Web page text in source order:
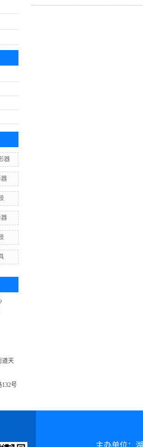
养老服务
器
道天
号
主办单位：